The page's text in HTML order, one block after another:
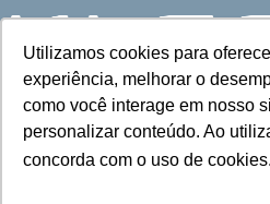
Utilizamos cookies para
experiência, melhorar o
como você interage em nosso
personalizar conteúdo. Ao
concorda com o uso de cookies.
Utilizamos cookies para
experiência, melhorar o
como você interage em nosso
personalizar conteúdo. Ao
concorda com o uso de cookies.
Pular
para
o
conteúdo